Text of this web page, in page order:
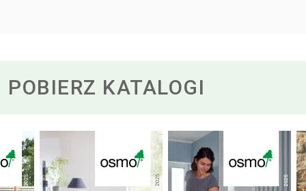
POBIERZ KATALOGI